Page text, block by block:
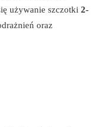
używanie szczotki 2-
oraz